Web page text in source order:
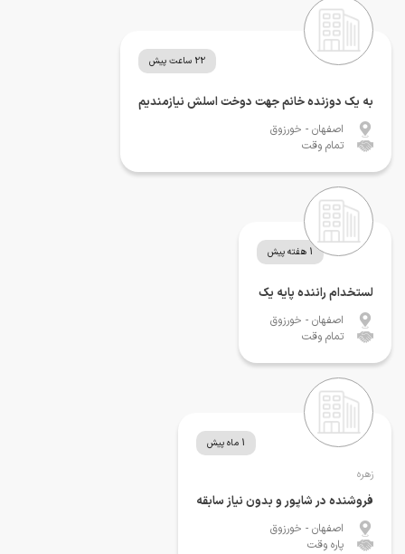
22 ساعت پیش
به یک دوزنده خانم جهت دوخت اسلش نیازمندیم
اصفهان - خورزوق
تمام وقت
1 هفته پیش
لستخدام راننده پایه یک
اصفهان - خورزوق
تمام وقت
1 ماه پیش
زهره
فروشنده در شاپور و بدون نیاز سابقه
اصفهان - خورزوق
پاره وقت